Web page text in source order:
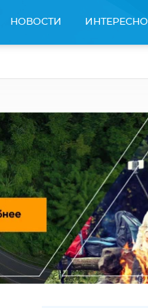
НОВОСТИ ИНТЕРЕСНО